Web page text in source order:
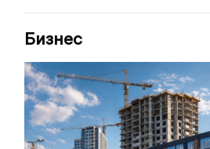
Бизнес